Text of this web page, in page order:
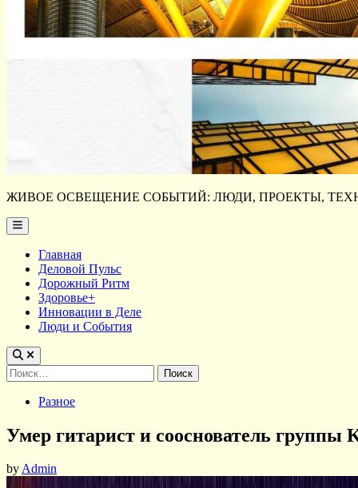
ЖИВОЕ ОСВЕЩЕНИЕ СОБЫТИЙ: ЛЮДИ, ПРОЕКТЫ,
Main
Menu
Главная
Деловой Пульс
Дорожный Ритм
Здоровье+
Инновации в Деле
Люди и События
Найти:
PostedРазное
Умер гитарист и сооснователь группы
byAdmin